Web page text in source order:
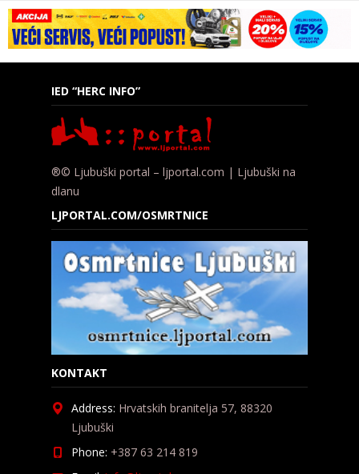
IED “HERC INFO”
®© Ljubuški portal – ljportal.com | Ljubuški na
dlanu
LJPORTAL.COM/OSMRTNICE
KONTAKT
Address: Hrvatskih branitelja 57, 88320
Ljubuški
Phone: +387 63 214 819